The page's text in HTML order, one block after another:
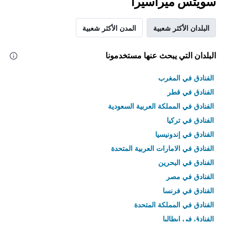
البلدان الأكثر شعبية المدن الأكثر شعبية
البلدان التي يبحث عنها مستخدمونا
الفنادق في المغرب
الفنادق في قطر
الفنادق في المملكة العربية السعودية
الفنادق في تركيا
الفنادق في إندونيسيا
الفنادق في الامارات العربية المتحدة
الفنادق في البحرين
الفنادق في مصر
الفنادق في فرنسا
الفنادق في المملكة المتحدة
الفنادق في إيطاليا